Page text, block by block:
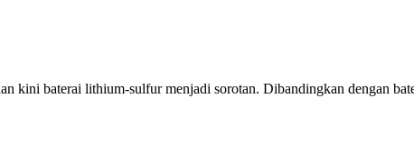
kini baterai lithium-sulfur menjadi sorotan. Dibandingkan dengan